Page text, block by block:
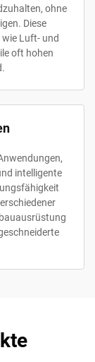
ohne
Diese
Luft- und
oft hohen
intelligente